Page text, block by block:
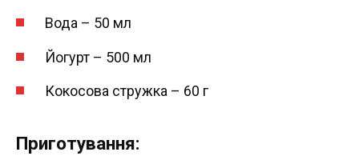
Вода – 50 мл
Йогурт – 500 мл
Кокосова стружка – 60 г
Приготування: